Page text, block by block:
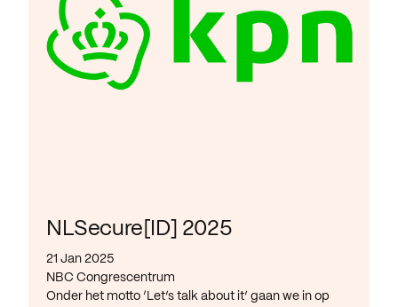
NLSecure[ID] 2025
21 Jan 2025
NBC Congrescentrum
Onder het motto ‘Let’s talk about it’ gaan we in op